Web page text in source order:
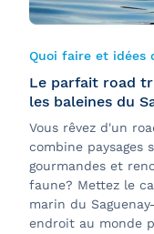
Quoi faire et idées
Le parfait road
les baleines du
Vous rêvez d'un
combine paysages
gourmandes et
faune? Mettez le
marin du Saguenay
endroit au monde